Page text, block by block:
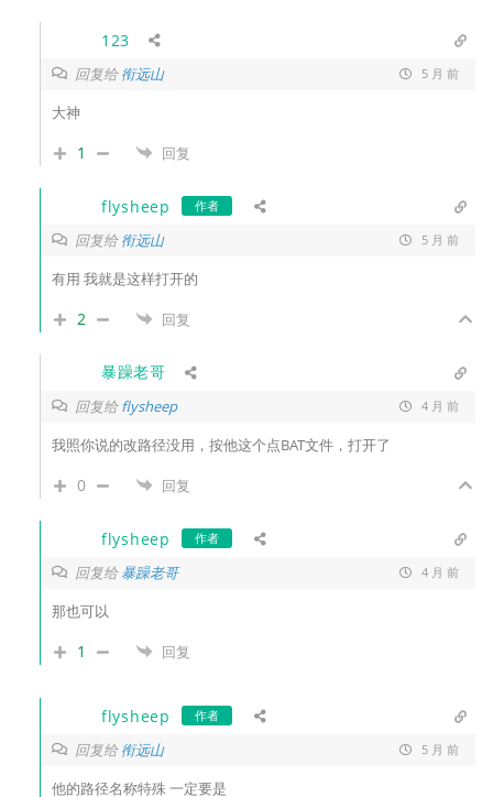
123
回复给衔远山 5 月 前
大神
1 回复
flysheep 作者
回复给衔远山 5 月 前
有用 我就是这样打开的
2 回复
暴躁老哥
回复给flysheep 4 月 前
我照你说的改路径没用，按他这个点BAT文件，打开了
0 回复
flysheep 作者
回复给暴躁老哥 4 月 前
那也可以
1 回复
flysheep 作者
回复给衔远山 5 月 前
他的路径名称特殊 一定要是